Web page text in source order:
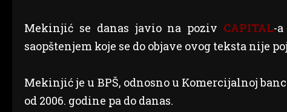
Mekinjić se danas javio na poziv CAPITAL-
saopštenjem koje se do objave ovog teksta nije
Mekinjić je u BPŠ, odnosno u Komercijalnoj
od 2006. godine pa do danas.